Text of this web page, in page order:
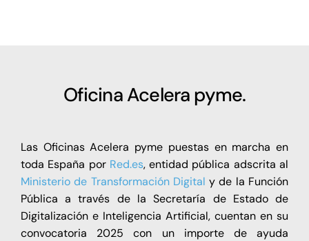
Oficina Acelera pyme.
Las Oficinas Acelera pyme puestas en marcha en
toda España por Red.es, entidad pública adscrita al
Ministerio de Transformación Digital y de la Función
Pública a través de la Secretaría de Estado de
Digitalización e Inteligencia Artificial, cuentan en su
convocatoria 2025 con un importe de ayuda